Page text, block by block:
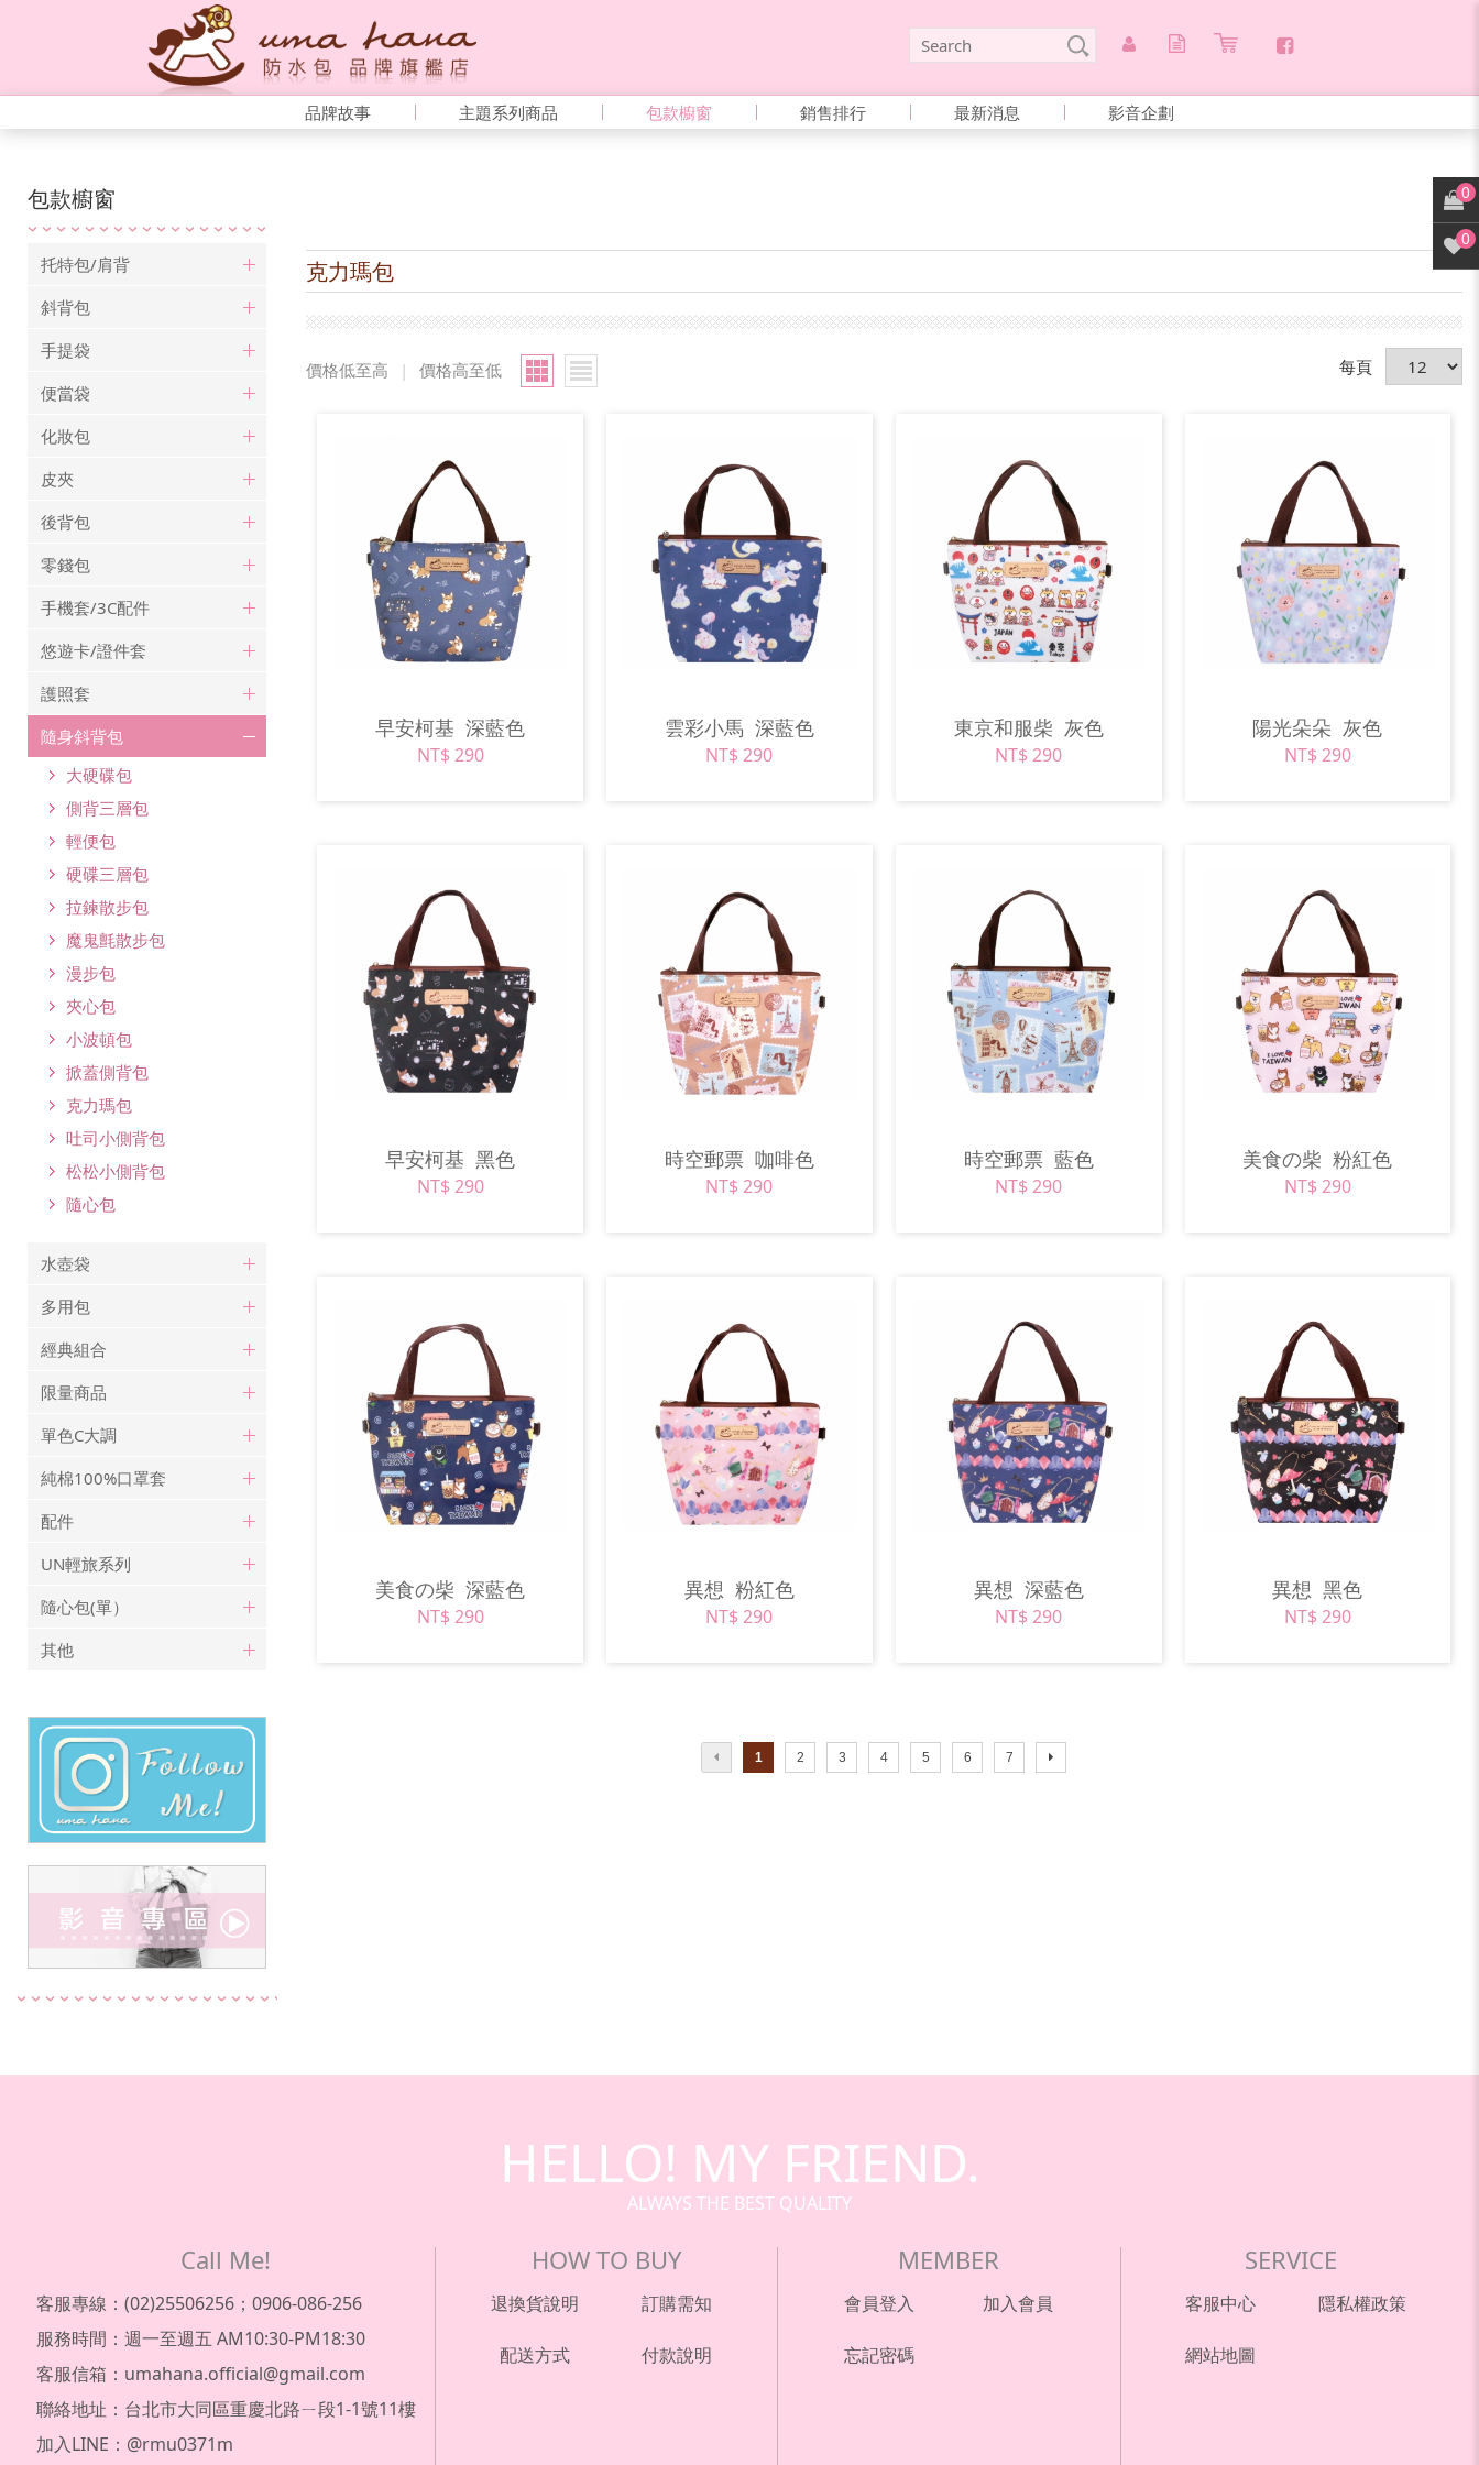
品牌故事 主題系列商品 包款櫥窗 銷售排行 最新消息 影音企劃
包款櫥窗
托特包/肩背
斜背包
手提袋
便當袋
化妝包
皮夾
後背包
零錢包
手機套/3C配件
悠遊卡/證件套
護照套
隨身斜背包
大硬碟包
側背三層包
輕便包
硬碟三層包
拉鍊散步包
魔鬼氈散步包
漫步包
夾心包
小波頓包
掀蓋側背包
克力瑪包
吐司小側背包
松松小側背包
隨心包
水壺袋
多用包
經典組合
限量商品
單色C大調
純棉100%口罩套
配件
UN輕旅系列
隨心包(單）
其他
克力瑪包
價格低至高 | 價格高至低 每頁
早安柯基深藍色
NT$ 290
雲彩小馬 深藍色
NT$ 290
東京和服柴 灰色
NT$ 290
陽光朵朵 灰色
NT$ 290
早安柯基黑色
NT$ 290
時空郵票 咖啡色
NT$ 290
時空郵票 藍色
NT$ 290
美食の柴粉紅色
NT$ 290
美食の柴深藍色
NT$ 290
異想 粉紅色
NT$ 290
異想 深藍色
NT$ 290
異想黑色
NT$ 290
1 2 3 4 5 6 7
HELLO! MY FRIEND.
ALWAYS THE BEST QUALITY
Call Me!
客服專線：(02)25506256；0906-086-256
服務時間：週一至週五 AM10:30-PM18:30
客服信箱：umahana.official@gmail.com
聯絡地址：台北市大同區重慶北路ㄧ段1-1號11樓
加入LINE：@rmu0371m
HOW TO BUY
退換貨說明 訂購需知
配送方式 付款說明
MEMBER
會員登入 加入會員
忘記密碼
SERVICE
客服中心 隱私權政策
網站地圖
0
0